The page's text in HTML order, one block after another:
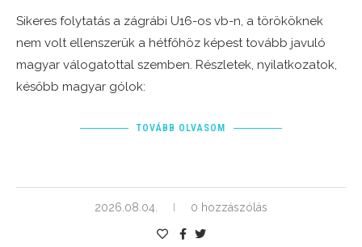
Sikeres folytatás a zágrábi U16-os vb-n, a törököknek
nem volt ellenszerük a hétfőhöz képest tovább javuló
magyar válogatottal szemben. Részletek, nyilatkozatok,
később magyar gólok:
TOVÁBB OLVASOM
2026.08.04. 0 hozzászólás